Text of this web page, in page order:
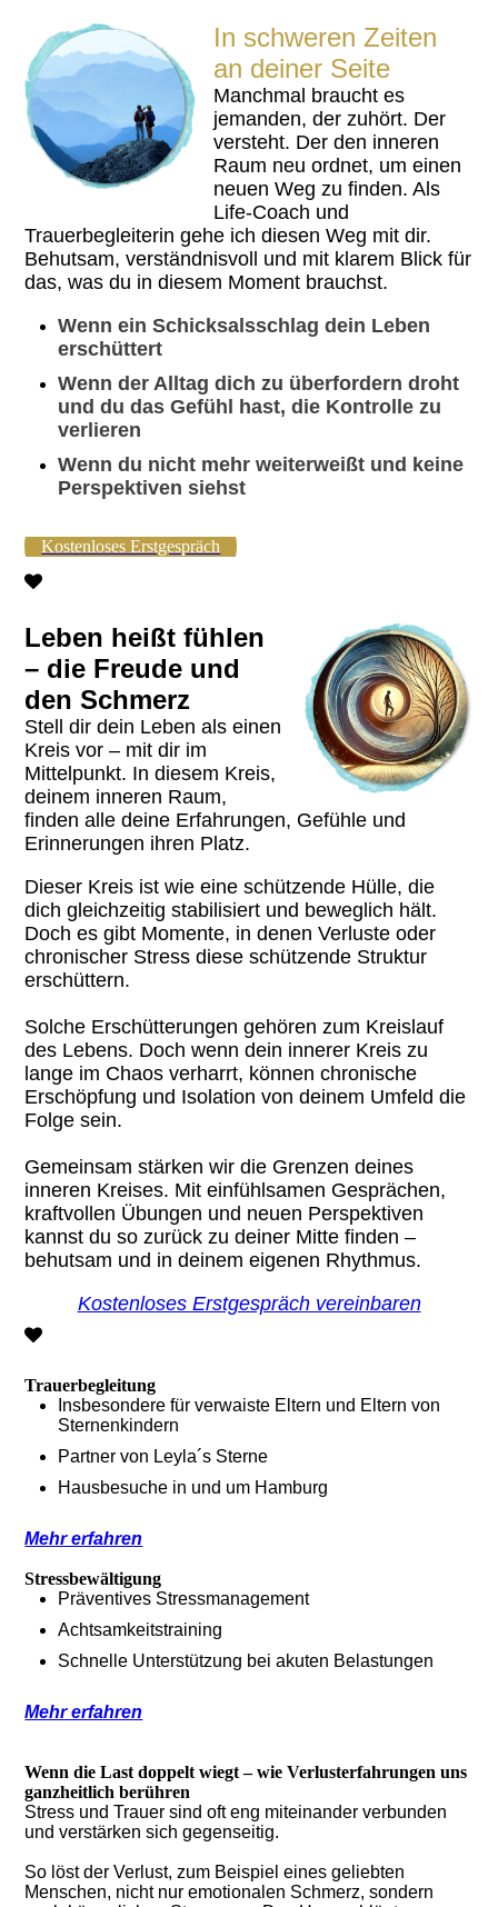
In schweren Zeiten
an deiner Seite
Manchmal braucht es
jemanden, der zuhört. Der
versteht. Der den inneren
Raum neu ordnet, um einen
neuen Weg zu finden. Als
Life-Coach und
Trauerbegleiterin gehe ich diesen Weg mit dir.
Behutsam, verständnisvoll und mit klarem Blick für
das, was du in diesem Moment brauchst.
Wenn ein Schicksalsschlag dein Leben
erschüttert
Wenn der Alltag dich zu überfordern droht
und du das Gefühl hast, die Kontrolle zu
verlieren
Wenn du nicht mehr weiterweißt und keine
Perspektiven siehst
Kostenloses Erstgespräch
Leben heißt fühlen
– die Freude und
den Schmerz
Stell dir dein Leben als einen
Kreis vor – mit dir im
Mittelpunkt. In diesem Kreis,
deinem inneren Raum,
finden alle deine Erfahrungen, Gefühle und
Erinnerungen ihren Platz.
Dieser Kreis ist wie eine schützende Hülle, die
dich gleichzeitig stabilisiert und beweglich hält.
Doch es gibt Momente, in denen Verluste oder
chronischer Stress diese schützende Struktur
erschüttern.
Solche Erschütterungen gehören zum Kreislauf
des Lebens. Doch wenn dein innerer Kreis zu
lange im Chaos verharrt, können chronische
Erschöpfung und Isolation von deinem Umfeld die
Folge sein.
Gemeinsam stärken wir die Grenzen deines
inneren Kreises. Mit einfühlsamen Gesprächen,
kraftvollen Übungen und neuen Perspektiven
kannst du so zurück zu deiner Mitte finden –
behutsam und in deinem eigenen Rhythmus.
Kostenloses Erstgespräch vereinbaren
Trauerbegleitung
Insbesondere für verwaiste Eltern und Eltern von
Sternenkindern
Partner von Leyla´s Sterne
Hausbesuche in und um Hamburg
Mehr erfahren
Stressbewältigung
Präventives Stressmanagement
Achtsamkeitstraining
Schnelle Unterstützung bei akuten Belastungen
Mehr erfahren
Wenn die Last doppelt wiegt – wie Verlusterfahrungen uns
ganzheitlich berühren
Stress und Trauer sind oft eng miteinander verbunden
und verstärken sich gegenseitig.
So löst der Verlust, zum Beispiel eines geliebten
Menschen, nicht nur emotionalen Schmerz, sondern